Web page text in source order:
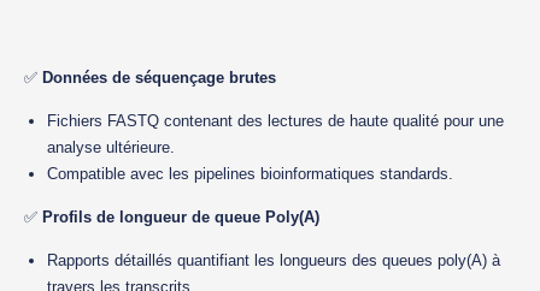
✅ Données de séquençage brutes
Fichiers FASTQ contenant des lectures de haute qualité pour une
analyse ultérieure.
Compatible avec les pipelines bioinformatiques standards.
✅ Profils de longueur de queue Poly(A)
Rapports détaillés quantifiant les longueurs des queues poly(A) à
travers les transcrits.